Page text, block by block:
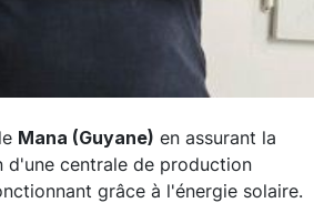
Mana (Guyane) en assurant la
d'une centrale de production
grâce à l'énergie solaire.